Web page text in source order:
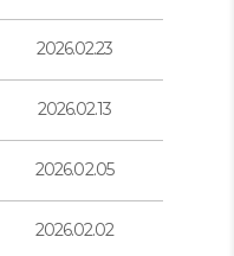
2026.02.23
2026.02.13
2026.02.05
2026.02.02